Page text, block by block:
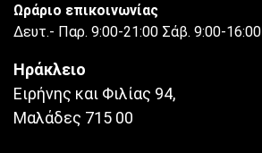
Ωράριο επικοινωνίας
Δευτ.- Παρ. 9:00-21:00 Σάβ. 9:00-16:00
Ηράκλειο
Ειρήνης και Φιλίας 94,
Μαλάδες 715 00